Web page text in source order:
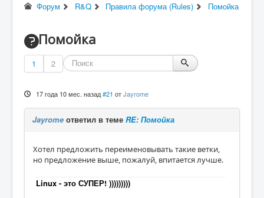
Скачать
RQводство
Форум R&Q Правила форума (Rules) Помойка
Помойка
1 2
17 года 10 мес. назад #21 отJayrome
Jayrome ответил в теме RE: Помойка
Хотел предложить переименовывать такие ветки,
но предложение выше, пожалуй, впитается лучше.
Linux - это СУПЕР! )))))))))